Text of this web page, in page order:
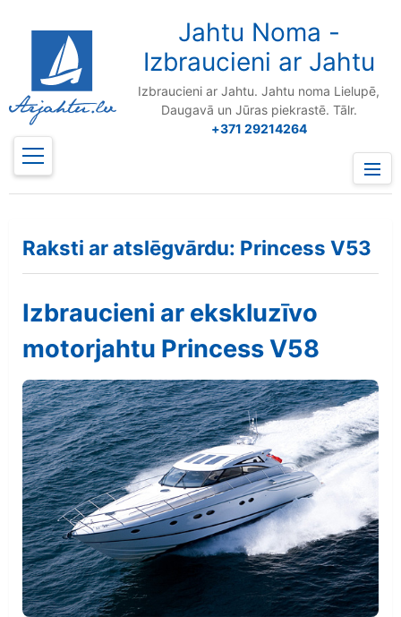
Jahtu Noma -
Izbraucieni ar Jahtu
Izbraucieni ar Jahtu. Jahtu noma Lielupē,
Daugavā un Jūras piekrastē. Tālr.
+371 29214264
Menu
Raksti ar atslēgvārdu: Princess V53
Izbraucieni ar ekskluzīvo
motorjahtu Princess V58